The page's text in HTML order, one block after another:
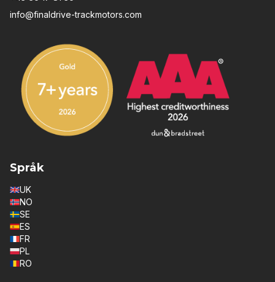
info@finaldrive-trackmotors.com
Språk
UK
NO
SE
ES
FR
PL
RO